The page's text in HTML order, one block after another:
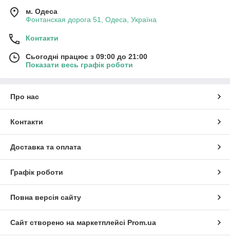
м. Одеса
Фонтанская дорога 51, Одеса, Україна
Контакти
Сьогодні працює з 09:00 до 21:00
Показати весь графік роботи
Про нас
Контакти
Доставка та оплата
Графік роботи
Повна версія сайту
Сайт створено на маркетплейсі Prom.ua